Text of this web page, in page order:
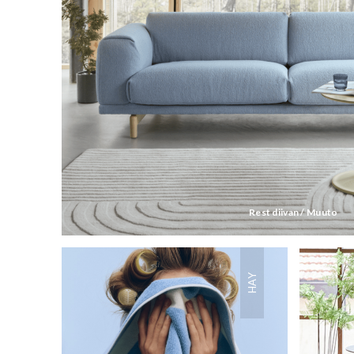
Rest diivan / Muuto
HAY